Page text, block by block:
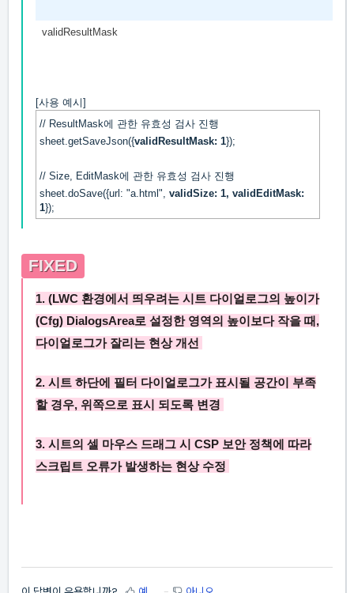
validResultMask
[사용 예시]
// ResultMask에 관한 유효성 검사 진행
sheet.getSaveJson({validResultMask: 1});
// Size, EditMask에 관한 유효성 검사 진행
sheet.doSave({url: "a.html", validSize: 1, validEditMask:
1});
FIXED
1. (LWC 환경에서 띄우려는 시트 다이얼로그의 높이가
(Cfg) DialogsArea로 설정한 영역의 높이보다 작을 때,
다이얼로그가 잘리는 현상 개선
2. 시트 하단에 필터 다이얼로그가 표시될 공간이 부족
할 경우, 위쪽으로 표시 되도록 변경
3. 시트의 셀 마우스 드래그 시 CSP 보안 정책에 따라
스크립트 오류가 발생하는 현상 수정